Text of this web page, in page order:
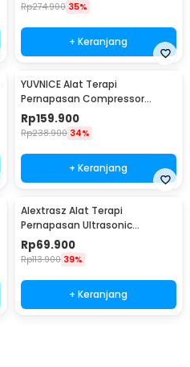
Rp274.900 35%
+ Keranjang
YUVNICE Alat Terapi
Pernapasan Compressor
Nebulizer Inhaler Atomizer -
CDC-300S
Rp159.900
Rp238.900 34%
+ Keranjang
Alextrasz Alat Terapi
Pernapasan Ultrasonic
Nebulizer Inhaler Atomizer -
FLK-W301
Rp69.900
Rp113.900 39%
+ Keranjang